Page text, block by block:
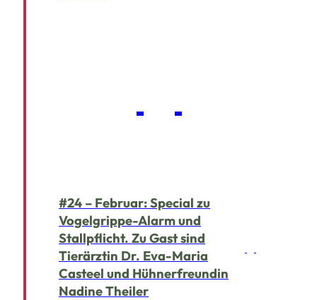
#24 – Februar: Special zu
Vogelgrippe-Alarm und
Stallpflicht. Zu Gast sind
Tierärztin Dr. Eva-Maria
Casteel und Hühnerfreundin
Nadine Theiler